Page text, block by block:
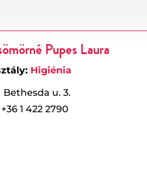
Pupes Laura
Higiénia
Bethesda u. 3.
+36 1 422 2790